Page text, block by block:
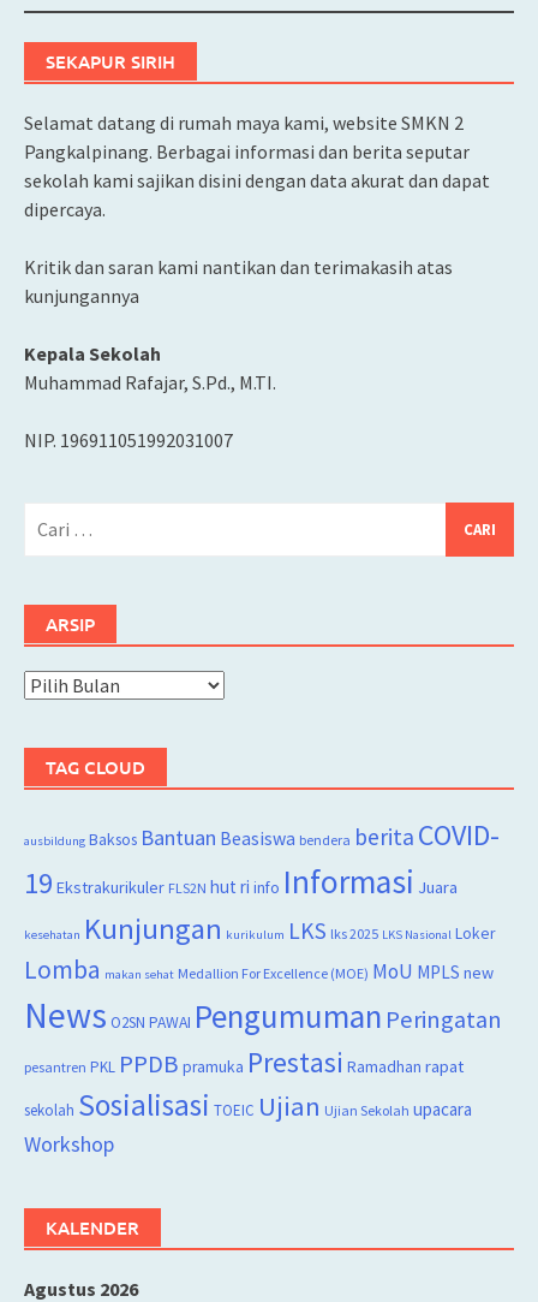
SEKAPUR SIRIH
Selamat datang di rumah maya kami, website SMKN 2
Pangkalpinang. Berbagai informasi dan berita seputar
sekolah kami sajikan disini dengan data akurat dan dapat
dipercaya.
Kritik dan saran kami nantikan dan terimakasih atas
kunjungannya
Kepala Sekolah
Muhammad Rafajar, S.Pd., M.TI.
NIP. 196911051992031007
ARSIP
Arsip
TAG CLOUD
ausbildung Baksos Bantuan Beasiswa bendera berita COVID-
19 Ekstrakurikuler FLS2N hut ri info Informasi Juara
kesehatan Kunjungan kurikulum LKS lks 2025 LKS Nasional Loker
Lomba makan sehat Medallion For Excellence (MOE) MoU MPLS new
News O2SN PAWAI Pengumuman Peringatan
pesantren PKL PPDB pramuka Prestasi Ramadhan rapat
sekolah Sosialisasi TOEIC Ujian Ujian Sekolah upacara
Workshop
KALENDER
Agustus 2026